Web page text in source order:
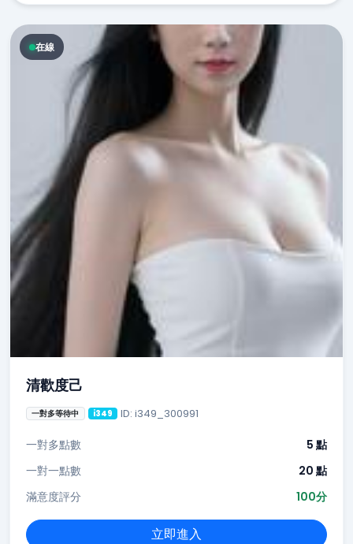
在線
清歡度己
一對多等待中 i349 ID: i349_300991
一對多點數
5 點
一對一點數
20 點
滿意度評分
100分
立即進入